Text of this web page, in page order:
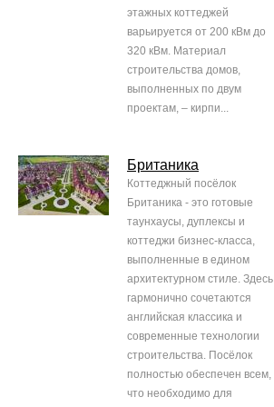
этажных коттеджей
варьируется от 200 кВм до
320 кВм. Материал
строительства домов,
выполненных по двум
проектам, – кирпи...
Британика
Коттеджный посёлок
Британика - это готовые
таунхаусы, дуплексы и
коттеджи бизнес-класса,
выполненные в едином
архитектурном стиле. Здесь
гармонично сочетаются
английская классика и
современные технологии
строительства. Посёлок
полностью обеспечен всем,
что необходимо для